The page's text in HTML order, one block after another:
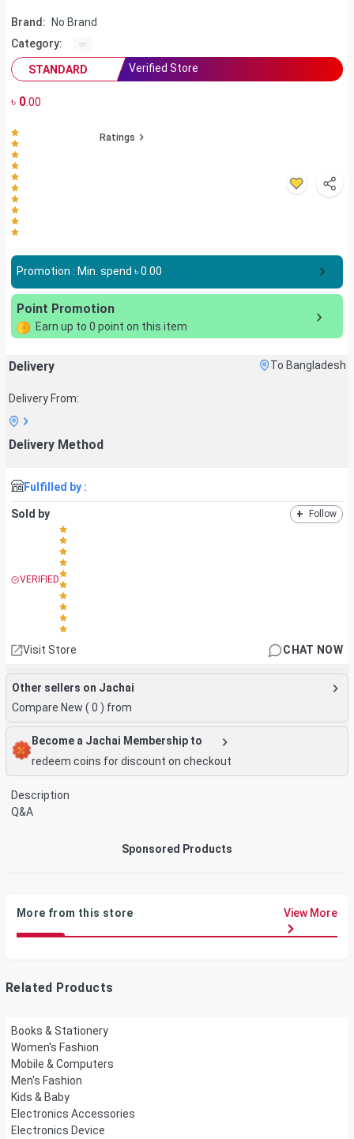
Brand:
No Brand
Category:
STANDARD
Verified Store
৳ 0.00
Ratings
Promotion : Min. spend ৳0.00
Point Promotion
Earn up to 0 point on this item
Delivery To Bangladesh
Delivery From:
Delivery Method
Fulfilled by :
Sold by + Follow
VERIFIED
Visit Store CHAT NOW
Other sellers on Jachai
Compare New ( 0 ) from
Become a Jachai Membership to
redeem coins for discount on checkout
Description
Q&A
Sponsored Products
More from this store View More
Related Products
Books & Stationery
Women's Fashion
Mobile & Computers
Men's Fashion
Kids & Baby
Electronics Accessories
Electronics Device